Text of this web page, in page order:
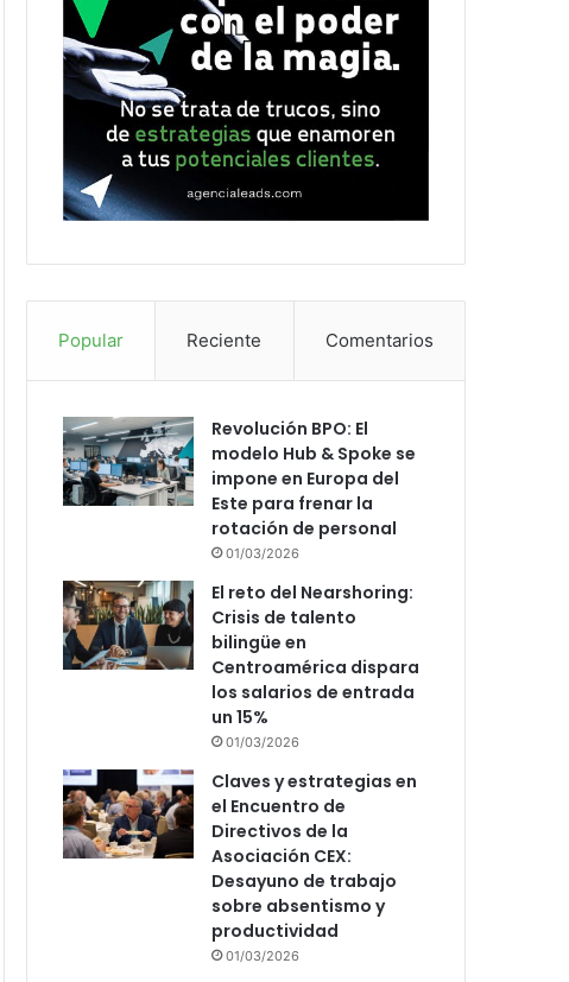
Popular Reciente Comentarios
Revolución BPO: El
modelo Hub & Spoke se
impone en Europa del
Este para frenar la
rotación de personal
01/03/2026
El reto del Nearshoring:
Crisis de talento
bilingüe en
Centroamérica dispara
los salarios de entrada
un 15%
01/03/2026
Claves y estrategias en
el Encuentro de
Directivos de la
Asociación CEX:
Desayuno de trabajo
sobre absentismo y
productividad
01/03/2026